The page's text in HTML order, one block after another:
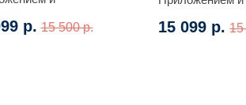
(Черный
р. 15 500 р.
(Фиолетовый
15 099 р. 15